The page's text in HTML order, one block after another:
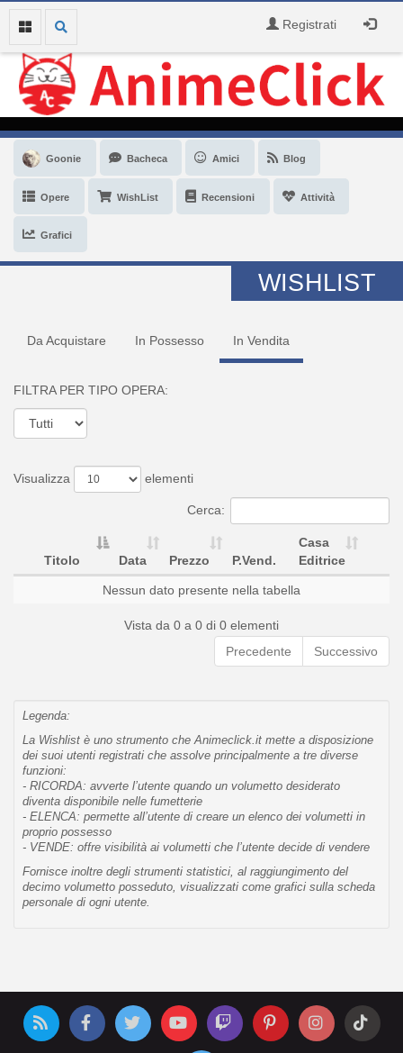
Registrati
Goonie Bacheca Amici Blog
Opere WishList Recensioni Attività
Grafici
WISHLIST
Da Acquistare In Possesso In Vendita
FILTRA PER TIPO OPERA:
Visualizza elementi
Cerca:
Titolo Data Prezzo P.Vend.
Casa
Editrice
Nessun dato presente nella tabella
Vista da 0 a 0 di 0 elementi
Precedente
Successivo
Legenda:
La Wishlist è uno strumento che Animeclick.it mette a disposizione
dei suoi utenti registrati che assolve principalmente a tre diverse
funzioni:
- RICORDA: avverte l’utente quando un volumetto desiderato
diventa disponibile nelle fumetterie
- ELENCA: permette all’utente di creare un elenco dei volumetti in
proprio possesso
- VENDE: offre visibilità ai volumetti che l’utente decide di vendere
Fornisce inoltre degli strumenti statistici, al raggiungimento del
decimo volumetto posseduto, visualizzati come grafici sulla scheda
personale di ogni utente.